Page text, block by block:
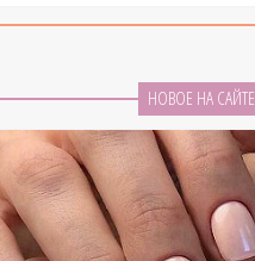
НОВОЕ НА САЙТЕ